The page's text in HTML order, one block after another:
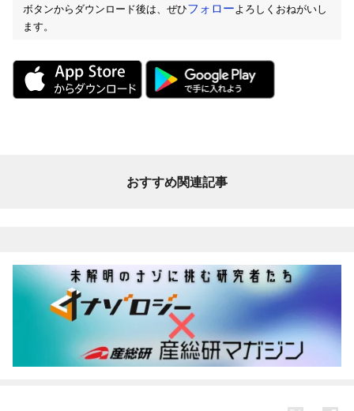
ボタンからダウンロード後は、ぜひフォローよろしくおねがいし
ます。
おすすめ関連記事